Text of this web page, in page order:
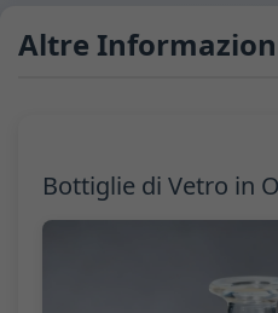
Altre
Bottiglie di Vetro in